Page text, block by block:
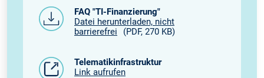
FAQ "TI-Finanzierung"
Datei herunterladen, nicht
barrierefrei
(PDF, 270 KB)
Telematikinfrastruktur
Link aufrufen